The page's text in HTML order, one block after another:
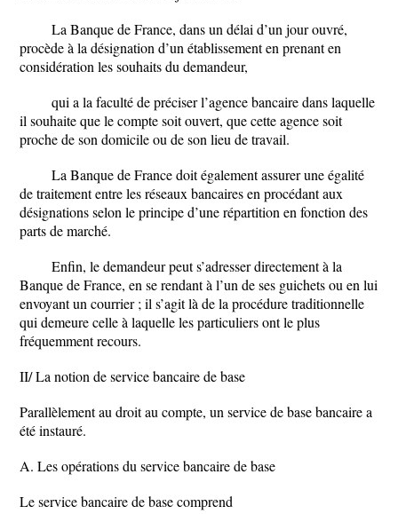
La Banque de France, dans un délai d’un jour ouvré,
procède à la désignation d’un établissement en prenant en
considération les souhaits du demandeur,
qui a la faculté de préciser l’agence bancaire dans laquelle
il souhaite que le compte soit ouvert, que cette agence soit
proche de son domicile ou de son lieu de travail.
La Banque de France doit également assurer une égalité
de traitement entre les réseaux bancaires en procédant aux
désignations selon le principe d’une répartition en fonction des
parts de marché.
Enfin, le demandeur peut s’adresser directement à la
Banque de France, en se rendant à l’un de ses guichets ou en lui
envoyant un courrier ; il s’agit là de la procédure traditionnelle
qui demeure celle à laquelle les particuliers ont le plus
fréquemment recours.
II/ La notion de service bancaire de base
Parallèlement au droit au compte, un service de base bancaire a
été instauré.
A. Les opérations du service bancaire de base
Le service bancaire de base comprend